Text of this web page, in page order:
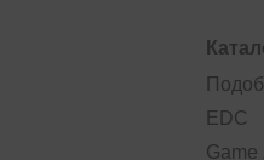
EDC
Game